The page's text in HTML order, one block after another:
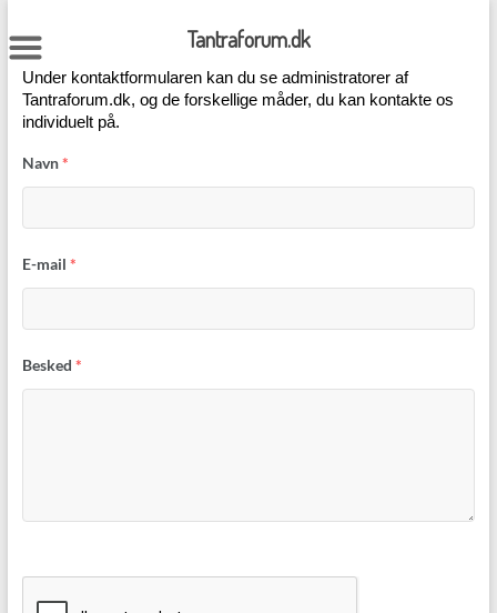
to
content
Under kontaktformularen kan du se administratorer af
Tantraforum.dk, og de forskellige måder, du kan kontakte os
individuelt på.
Navn*
E-mail *
Besked *
Tantraforum.dk